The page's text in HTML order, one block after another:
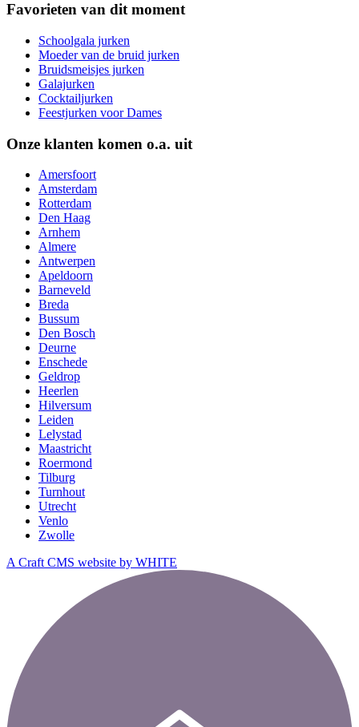
Favorieten van dit moment
Schoolgala jurken
Moeder van de bruid jurken
Bruidsmeisjes jurken
Galajurken
Cocktailjurken
Feestjurken voor Dames
Onze klanten komen o.a. uit
Amersfoort
Amsterdam
Rotterdam
Den Haag
Arnhem
Almere
Antwerpen
Apeldoorn
Barneveld
Breda
Bussum
Den Bosch
Deurne
Enschede
Geldrop
Heerlen
Hilversum
Leiden
Lelystad
Maastricht
Roermond
Tilburg
Turnhout
Utrecht
Venlo
Zwolle
A Craft CMS website by WHITE